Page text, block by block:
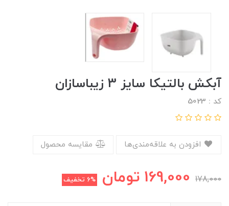
آبکش بالتیکا سایز 3 زیباسازان
کد : 5023
مقایسه محصول
178,000
169,000 تومان 6% تخفیف